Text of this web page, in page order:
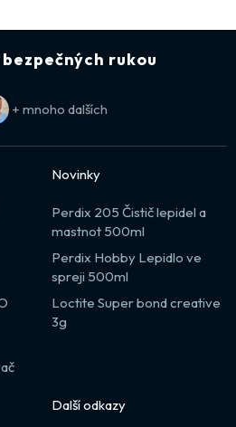
rukou
+ mnoho dalších
Novinky
Perdix 205 Čistič lepidel a
mastnot 500ml
Perdix Hobby Lepidlo ve
spreji 500ml
Loctite Super bond creative
3g
Další odkazy